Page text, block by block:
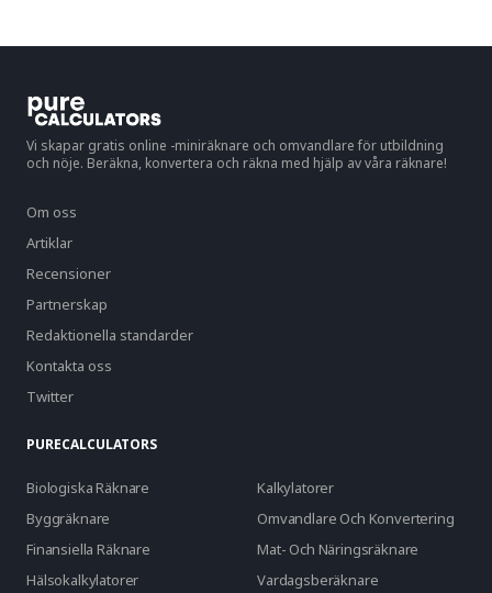
Vi skapar gratis online -miniräknare och omvandlare för utbildning
och nöje. Beräkna, konvertera och räkna med hjälp av våra räknare!
Om oss
Artiklar
Recensioner
Partnerskap
Redaktionella standarder
Kontakta oss
Twitter
PURECALCULATORS
Biologiska Räknare
Kalkylatorer
Byggräknare
Omvandlare Och Konvertering
Finansiella Räknare
Mat- Och Näringsräknare
Hälsokalkylatorer
Vardagsberäknare